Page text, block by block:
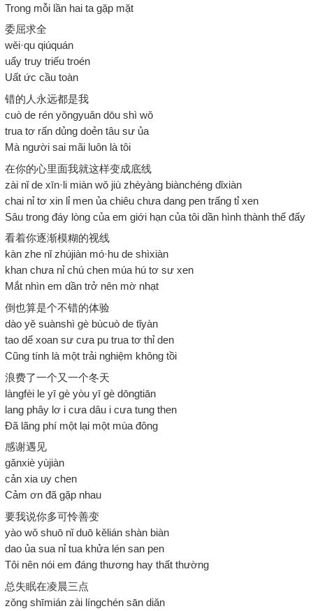
Trong mỗi lần hai ta gặp mặt
委屈求全
wěi·qu qiúquán
uẩy truy triếu troén
Uất ức cầu toàn
错的人永远都是我
cuò de rén yǒngyuǎn dōu shì wǒ
trua tơ rấn dủng doẻn tâu sư ủa
Mà người sai mãi luôn là tôi
在你的心里面我就这样变成底线
zài nǐ de xīn·li miàn wǒ jiù zhèyàng biànchéng dǐxiàn
chai nỉ tơ xin lỉ men ủa chiêu chưa dang pen trấng tỉ xen
Sâu trong đáy lòng của em giới hạn của tôi dần hình thành thế đấy
看着你逐渐模糊的视线
kàn zhe nǐ zhújiàn mó·hu de shìxiàn
khan chưa nỉ chú chen múa hú tơ sư xen
Mắt nhìn em dần trở nên mờ nhạt
倒也算是个不错的体验
dào yě suànshì gè bùcuò de tǐyàn
tao dể xoan sư cưa pu trua tơ thỉ den
Cũng tính là một trải nghiệm không tồi
浪费了一个又一个冬天
làngfèi le yī gè yòu yī gè dōngtiān
lang phây lơ i cưa dâu i cưa tung then
Đã lãng phí một lại một mùa đông
感谢遇见
gǎnxiè yùjiàn
cản xia uy chen
Cảm ơn đã gặp nhau
要我说你多可怜善变
yào wǒ shuō nǐ duō kělián shàn biàn
dao ủa sua nỉ tua khửa lén san pen
Tôi nên nói em đáng thương hay thất thường
总失眠在凌晨三点
zǒng shīmián zài língchén sān diǎn